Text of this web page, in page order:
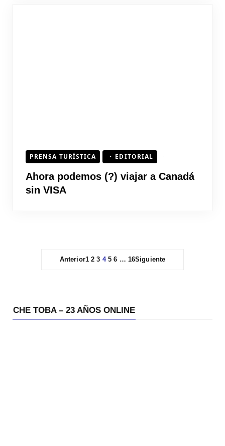
PRENSA TURÍSTICA EDITORIAL
Ahora podemos (?) viajar a Canadá
sin VISA
Anterior1 2 3 4 5 6 … 16Siguiente
CHE TOBA – 23 AÑOS ONLINE